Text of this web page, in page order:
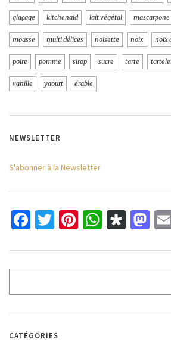
glaçage kitchenaid lait végétal mascarpone
mousse multi délices noisette noix noix
poire pomme sirop sucre tarte
vanille yaourt érable
NEWSLETTER
S'abonner à la Newsletter
Facebook
Twitter
Pinterest
CATÉGORIES